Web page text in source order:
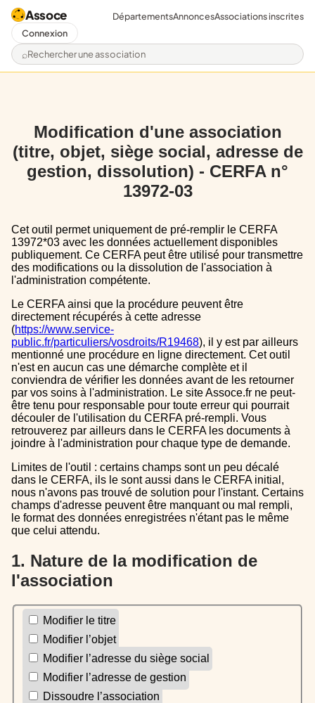
Assoce
Rechercher une association
DépartementsAnnoncesAssociations inscrites
Connexion
Modification d'une association
(titre, objet, siège social, adresse de
gestion, dissolution) - CERFA n°
13972-03
Cet outil permet uniquement de pré-remplir le CERFA
13972*03 avec les données actuellement disponibles
publiquement. Ce CERFA peut être utilisé pour transmettre
des modifications ou la dissolution de l'association à
l'administration compétente.
Le CERFA ainsi que la procédure peuvent être
directement récupérés à cette adresse
(https://www.service-
public.fr/particuliers/vosdroits/R19468), il y est par ailleurs
mentionné une procédure en ligne directement. Cet outil
n'est en aucun cas une démarche complète et il
conviendra de vérifier les données avant de les retourner
par vos soins à l'administration. Le site Assoce.fr ne peut-
être tenu pour responsable pour toute erreur qui pourrait
découler de l'utilisation du CERFA pré-rempli. Vous
retrouverez par ailleurs dans le CERFA les documents à
joindre à l'administration pour chaque type de demande.
Limites de l'outil : certains champs sont un peu décalé
dans le CERFA, ils le sont aussi dans le CERFA initial,
nous n'avons pas trouvé de solution pour l'instant. Certains
champs d'adresse peuvent être manquant ou mal rempli,
le format des données enregistrées n'étant pas le même
que celui attendu.
1. Nature de la modification de
l'association
Modifier le titre
Modifier l’objet
Modifier l’adresse du siège social
Modifier l’adresse de gestion
Dissoudre l’association